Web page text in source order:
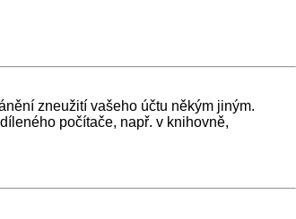
zneužití vašeho účtu někým jiným.
počítače, např. v knihovně,